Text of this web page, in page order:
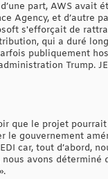
part, AWS avait
et d’autre
s'efforçait de
qui a duré
publiquement
Trump.
que le projet
le gouvernement
car, tout d’abord,
avons déterminé